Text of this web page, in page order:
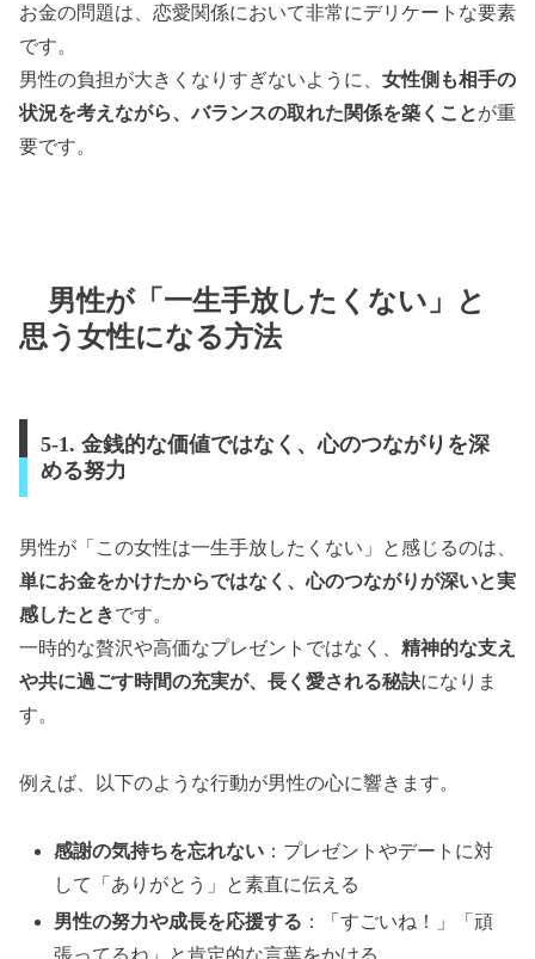
お金の問題は、恋愛関係において非常にデリケートな要素
です。
男性の負担が大きくなりすぎないように、 女性側も相手の
状況を考えながら、バランスの取れた関係を築くことが重
要です。
男性が「一生手放したくない」と
思う女性になる方法
5-1. 金銭的な価値ではなく、心のつながりを深
める努力
男性が「この女性は一生手放したくない」と感じるのは、
単にお金をかけたからではなく、心のつながりが深いと実
感したときです。
一時的な贅沢や高価なプレゼントではなく、 精神的な支え
や共に過ごす時間の充実が、長く愛される秘訣になりま
す。
例えば、以下のような行動が男性の心に響きます。
感謝の気持ちを忘れない ：プレゼントやデートに対
して「ありがとう」と素直に伝える
男性の努力や成長を応援する ：「すごいね！」「頑